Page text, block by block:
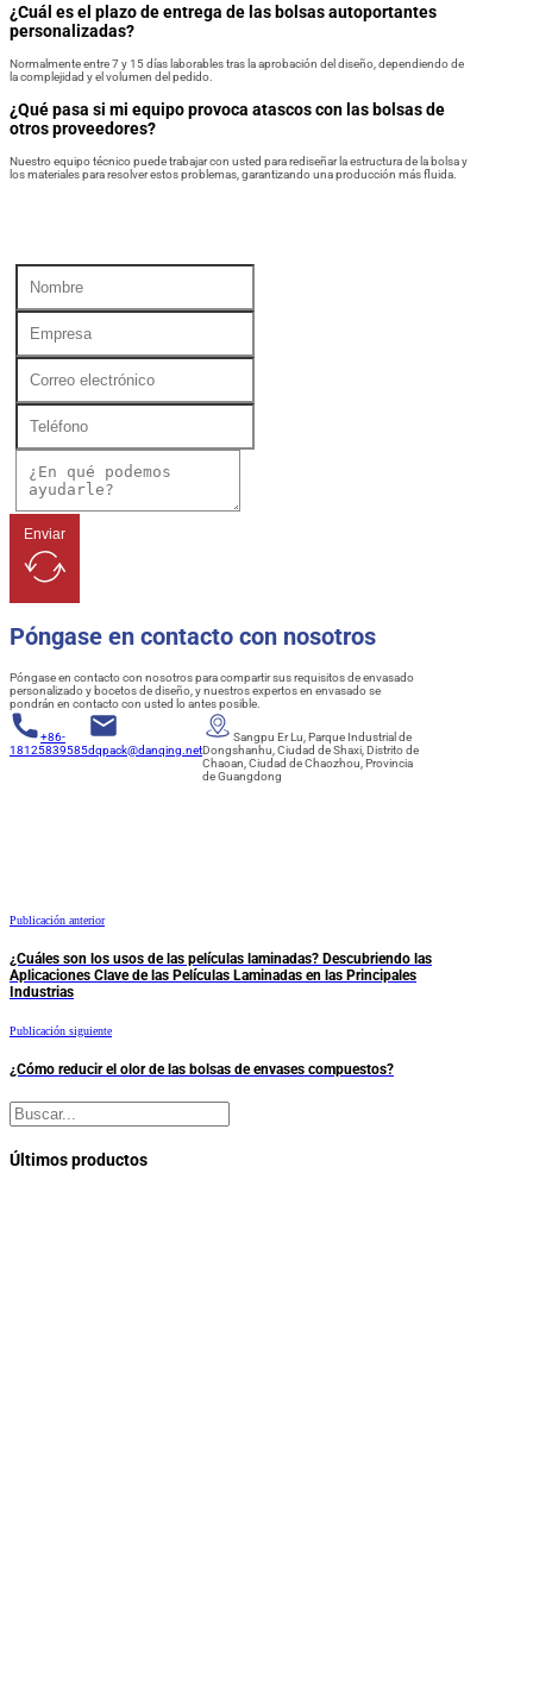
¿Cuál es el plazo de entrega de las bolsas autoportantes
personalizadas?
Normalmente entre 7 y 15 días laborables tras la aprobación del diseño, dependiendo de
la complejidad y el volumen del pedido.
¿Qué pasa si mi equipo provoca atascos con las bolsas de
otros proveedores?
Nuestro equipo técnico puede trabajar con usted para rediseñar la estructura de la bolsa y
los materiales para resolver estos problemas, garantizando una producción más fluida.
Enviar
Póngase en contacto con nosotros
Póngase en contacto con nosotros para compartir sus requisitos de envasado
personalizado y bocetos de diseño, y nuestros expertos en envasado se
pondrán en contacto con usted lo antes posible.
+86-
18125839585dqpack@danqing.net
Sangpu Er Lu, Parque Industrial de
Dongshanhu, Ciudad de Shaxi, Distrito de
Chaoan, Ciudad de Chaozhou, Provincia
de Guangdong
Publicación anterior
¿Cuáles son los usos de las películas laminadas? Descubriendo las
Aplicaciones Clave de las Películas Laminadas en las Principales
Industrias
Publicación siguiente
¿Cómo reducir el olor de las bolsas de envases compuestos?
Buscar
Últimos productos